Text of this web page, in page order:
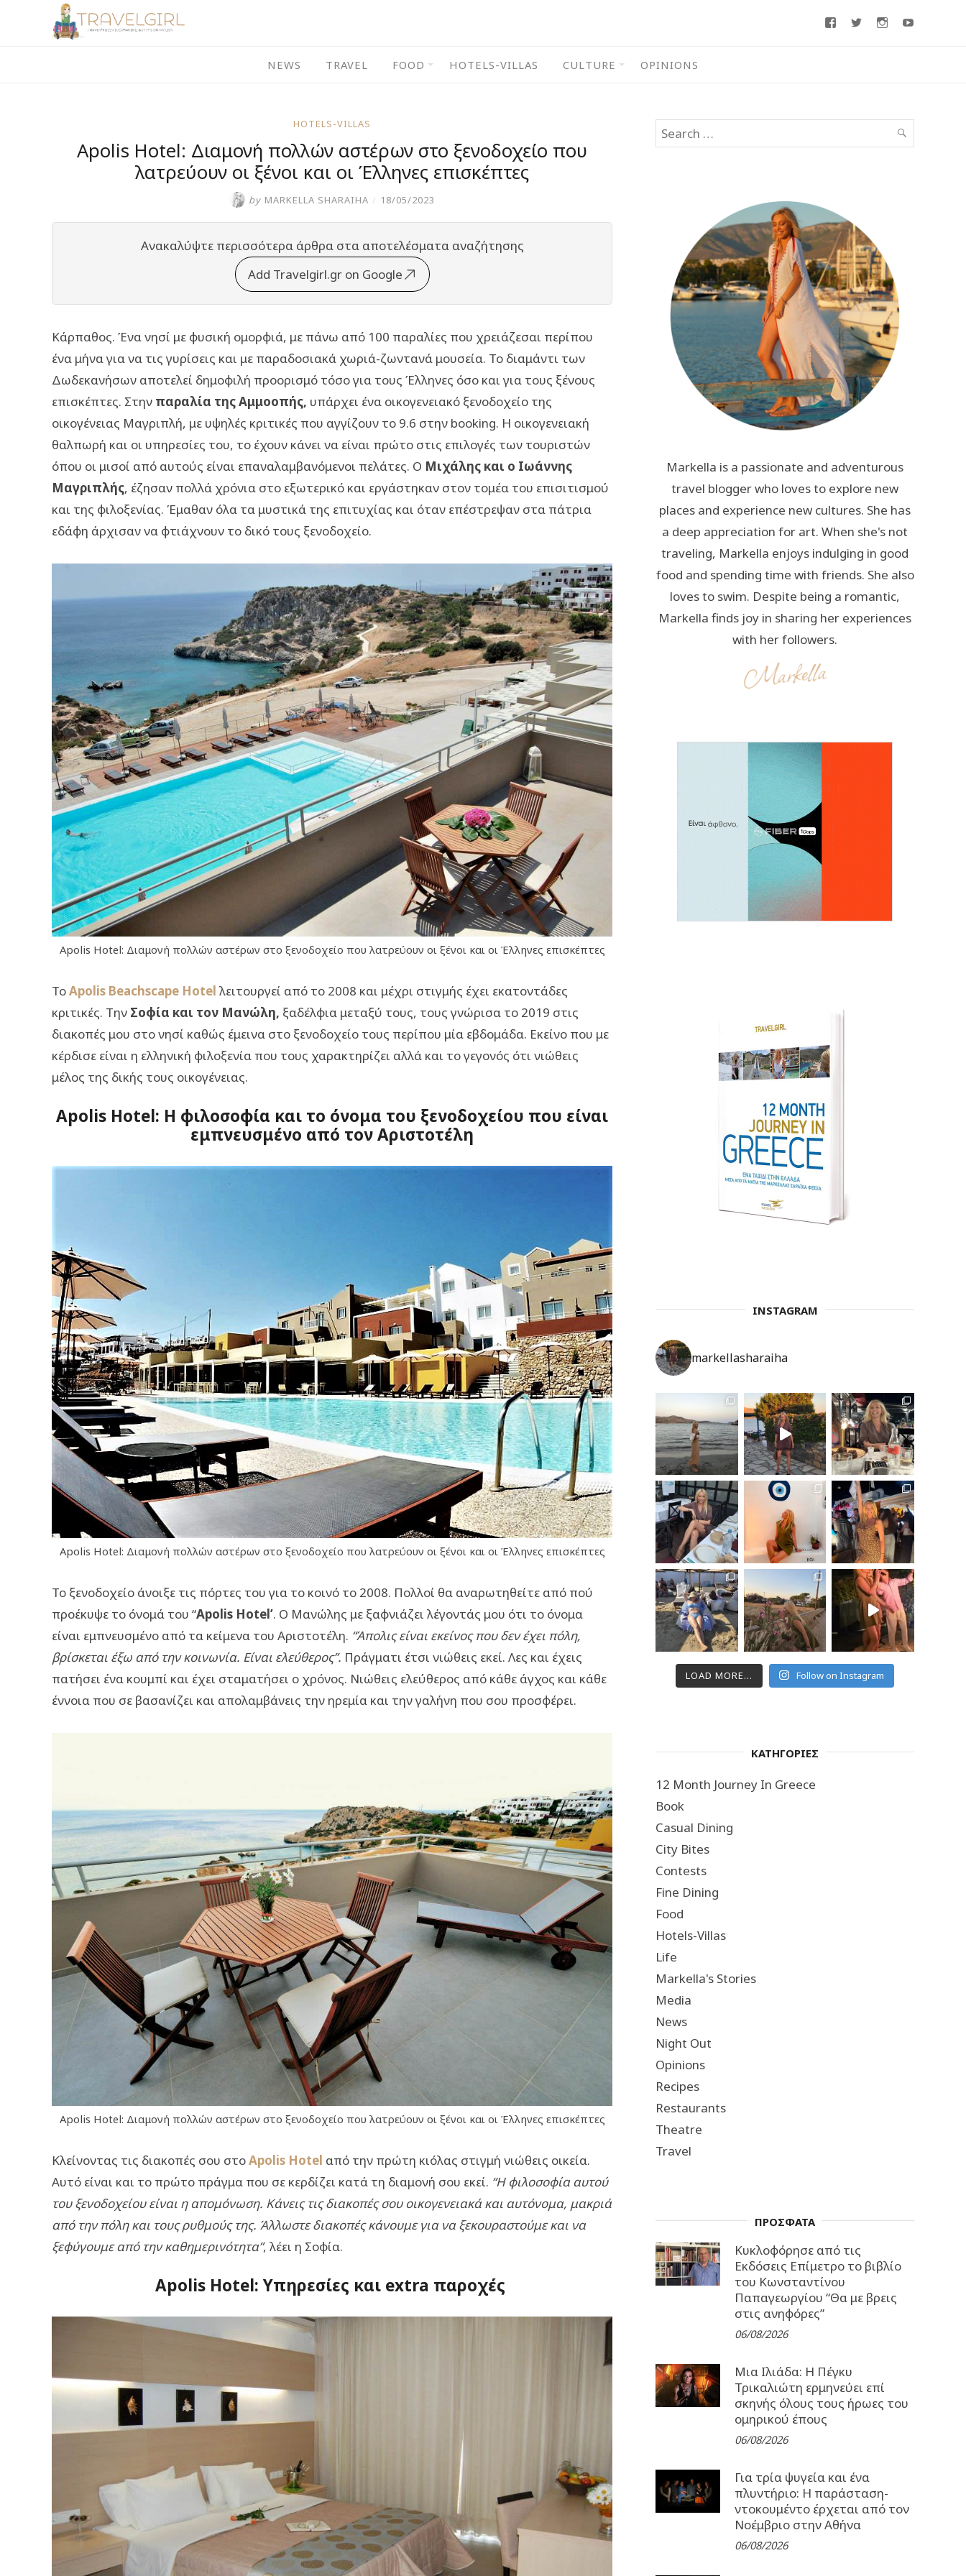
FacebookTwitterInstagram
NEWS TRAVEL FOOD HOTELS-VILLAS CULTURE OPINIONS
HOTELS-VILLAS
Apolis Hotel: Διαμονή πολλών αστέρων στο ξενοδοχείο που
λατρεύουν οι ξένοι και οι Έλληνες επισκέπτες
by MARKELLA SHARAIHA / 18/05/2023
Ανακαλύψτε περισσότερα άρθρα στα αποτελέσματα αναζήτησης
Add Travelgirl.gr on Google
Κάρπαθος. Ένα νησί με φυσική ομορφιά, με πάνω από 100 παραλίες που χρειάζεσαι περίπου
ένα μήνα για να τις γυρίσεις και με παραδοσιακά χωριά-ζωντανά μουσεία. Το διαμάντι των
Δωδεκανήσων αποτελεί δημοφιλή προορισμό τόσο για τους Έλληνες όσο και για τους ξένους
επισκέπτες. Στην παραλία της Αμμοοπής, υπάρχει ένα οικογενειακό ξενοδοχείο της
οικογένειας Μαγριπλή, με υψηλές κριτικές που αγγίζουν το 9.6 στην booking. Η οικογενειακή
θαλπωρή και οι υπηρεσίες του, το έχουν κάνει να είναι πρώτο στις επιλογές των τουριστών
όπου οι μισοί από αυτούς είναι επαναλαμβανόμενοι πελάτες. Ο Μιχάλης και ο Ιωάννης
Μαγριπλής, έζησαν πολλά χρόνια στο εξωτερικό και εργάστηκαν στον τομέα του επισιτισμού
και της φιλοξενίας. Έμαθαν όλα τα μυστικά της επιτυχίας και όταν επέστρεψαν στα πάτρια
εδάφη άρχισαν να φτιάχνουν το δικό τους ξενοδοχείο.
Apolis Hotel: Διαμονή πολλών αστέρων στο ξενοδοχείο που λατρεύουν οι ξένοι και οι Έλληνες επισκέπτες
ΤοApolis Beachscape Hotel λειτουργεί από το 2008 και μέχρι στιγμής έχει εκατοντάδες
κριτικές. Την Σοφία και τον Μανώλη, ξαδέλφια μεταξύ τους, τους γνώρισα το 2019 στις
διακοπές μου στο νησί καθώς έμεινα στο ξενοδοχείο τους περίπου μία εβδομάδα. Εκείνο που με
κέρδισε είναι η ελληνική φιλοξενία που τους χαρακτηρίζει αλλά και το γεγονός ότι νιώθεις
μέλος της δικής τους οικογένειας.
Apolis Hotel: Η φιλοσοφία και το όνομα του ξενοδοχείου που είναι
εμπνευσμένο από τον Αριστοτέλη
Apolis Hotel: Διαμονή πολλών αστέρων στο ξενοδοχείο που λατρεύουν οι ξένοι και οι Έλληνες επισκέπτες
Το ξενοδοχείο άνοιξε τις πόρτες του για το κοινό το 2008. Πολλοί θα αναρωτηθείτε από πού
προέκυψε το όνομά του “Apolis Hotel’. Ο Μανώλης με ξαφνιάζει λέγοντάς μου ότι το όνομα
είναι εμπνευσμένο από τα κείμενα του Αριστοτέλη. “Άπολις είναι εκείνος που δεν έχει πόλη,
βρίσκεται έξω από την κοινωνία. Είναι ελεύθερος”. Πράγματι έτσι νιώθεις εκεί. Λες και έχεις
πατήσει ένα κουμπί και έχει σταματήσει ο χρόνος. Νιώθεις ελεύθερος από κάθε άγχος και κάθε
έννοια που σε βασανίζει και απολαμβάνεις την ηρεμία και την γαλήνη που σου προσφέρει.
Apolis Hotel: Διαμονή πολλών αστέρων στο ξενοδοχείο που λατρεύουν οι ξένοι και οι Έλληνες επισκέπτες
Κλείνοντας τις διακοπές σου στοApolis Hotel από την πρώτη κιόλας στιγμή νιώθεις οικεία.
Αυτό είναι και το πρώτο πράγμα που σε κερδίζει κατά τη διαμονή σου εκεί. “Η φιλοσοφία αυτού
του ξενοδοχείου είναι η απομόνωση. Κάνεις τις διακοπές σου οικογενειακά και αυτόνομα, μακριά
από την πόλη και τους ρυθμούς της. Άλλωστε διακοπές κάνουμε για να ξεκουραστούμε και να
ξεφύγουμε από την καθημερινότητα”, λέει η Σοφία.
Apolis Hotel: Υπηρεσίες και extra παροχές
Search
for:
SEARCH
Markella is a passionate and adventurous
travel blogger who loves to explore new
places and experience new cultures. She has
a deep appreciation for art. When she's not
traveling, Markella enjoys indulging in good
food and spending time with friends. She also
loves to swim. Despite being a romantic,
Markella finds joy in sharing her experiences
with her followers.
INSTAGRAM
markellasharaiha
LOAD MORE... Follow on Instagram
ΚΑΤΗΓΟΡΙΕΣ
12 Month Journey In Greece
Book
Casual Dining
City Bites
Contests
Fine Dining
Food
Hotels-Villas
Life
Markella's Stories
Media
News
Night Out
Opinions
Recipes
Restaurants
Theatre
Travel
ΠΡΟΣΦΑΤΑ
Κυκλοφόρησε από τις
Εκδόσεις Επίμετρο το βιβλίο
του Κωνσταντίνου
Παπαγεωργίου “Θα με βρεις
στις ανηφόρες”
06/08/2026
Μια Ιλιάδα: H Πέγκυ
Τρικαλιώτη ερμηνεύει επί
σκηνής όλους τους ήρωες του
ομηρικού έπους
06/08/2026
Για τρία ψυγεία και ένα
πλυντήριο: Η παράσταση-
ντοκουμέντο έρχεται από τον
Νοέμβριο στην Αθήνα
06/08/2026